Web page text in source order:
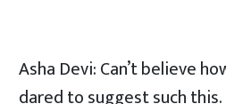
Asha Devi: Can’t believe
dared to suggest such